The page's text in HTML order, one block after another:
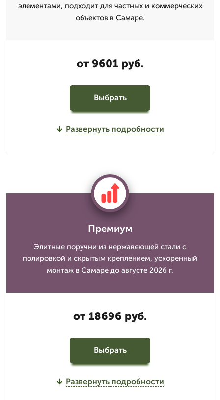
элементами, подходит для частных и коммерческих
объектов в Самаре.
от 9601 руб.
Выбрать
Развернуть подробности
Премиум
Элитные поручни из нержавеющей стали с
полировкой и скрытым креплением, ускоренный
монтаж в Самаре до августе 2026 г.
от 18696 руб.
Выбрать
Развернуть подробности